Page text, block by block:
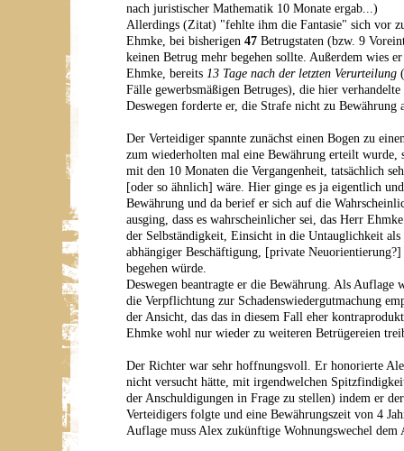
nach juristischer Mathematik 10 Monate ergab...)
Allerdings (Zitat) "fehlte ihm die Fantasie" sich vor
Ehmke, bei bisherigen 47 Betrugstaten (bzw. 9
keinen Betrug mehr begehen sollte. Außerdem wies
Ehmke, bereits 13 Tage nach der letzten Verurteilung
Fälle gewerbsmäßigen Betruges), die hier
Deswegen forderte er, die Strafe nicht zu Bewährung
Der Verteidiger spannte zunächst einen Bogen zu
zum wiederholten mal eine Bewährung erteilt wurde,
mit den 10 Monaten die Vergangenheit, tatsächlich
[oder so ähnlich] wäre. Hier ginge es ja eigentlich
Bewährung und da berief er sich auf die
ausging, dass es wahrscheinlicher sei, das Herr
der Selbständigkeit, Einsicht in die Untauglichkeit als
abhängiger Beschäftigung, [private
begehen würde.
Deswegen beantragte er die Bewährung. Als Auflage
die Verpflichtung zur Schadenswiedergutmachung
der Ansicht, das das in diesem Fall eher
Ehmke wohl nur wieder zu weiteren Betrügereien
Der Richter war sehr hoffnungsvoll. Er honorierte
nicht versucht hätte, mit irgendwelchen
der Anschuldigungen in Frage zu stellen) indem er
Verteidigers folgte und eine Bewährungszeit von 4
Auflage muss Alex zukünftige Wohnungswechel